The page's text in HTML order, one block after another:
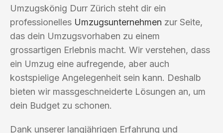
Umzugskönig Durr Zürich steht dir ein
professionelles Umzugsunternehmen zur Seite,
das dein Umzugsvorhaben zu einem
grossartigen Erlebnis macht. Wir verstehen, dass
ein Umzug eine aufregende, aber auch
kostspielige Angelegenheit sein kann. Deshalb
bieten wir massgeschneiderte Lösungen an, um
dein Budget zu schonen.
Dank unserer langjährigen Erfahrung und